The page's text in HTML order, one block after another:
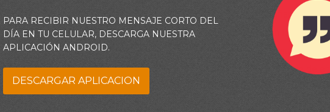
El mundo de hoy vive muchas tragedias, que han disminuido la confianza del
sobrellevar las cargas de su vida. Constantemente observamos en los medios
comunicación sugerencias de cómo convertirnos en personas autosuficientes
adaptadas para enfrentar los retos de nuestra existencia. Hay toda clase de
todos partiendo de la base de que la confianza debe provenir de nuestro
PARA RECIBIR NUESTRO MENSAJE CORTO DEL
DÍA EN TU CELULAR, DESCARGA NUESTRA
APLICACIÓN ANDROID.
DESCARGAR APLICACION